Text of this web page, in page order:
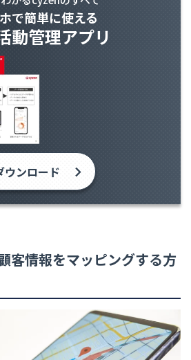
で簡単に使える
動管理アプリ
ウンロード
客情報をマッピングする方